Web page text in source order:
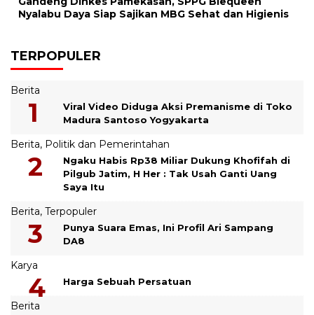
Nyalabu Daya Siap Sajikan MBG Sehat dan Higienis
TERPOPULER
Berita
Viral Video Diduga Aksi Premanisme di Toko
Madura Santoso Yogyakarta
Berita, Politik dan Pemerintahan
Ngaku Habis Rp38 Miliar Dukung Khofifah di
Pilgub Jatim, H Her : Tak Usah Ganti Uang
Saya Itu
Berita, Terpopuler
Punya Suara Emas, Ini Profil Ari Sampang
DA8
Karya
Harga Sebuah Persatuan
Berita